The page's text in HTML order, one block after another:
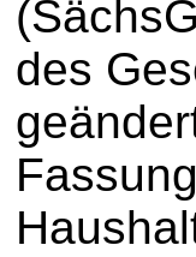
des